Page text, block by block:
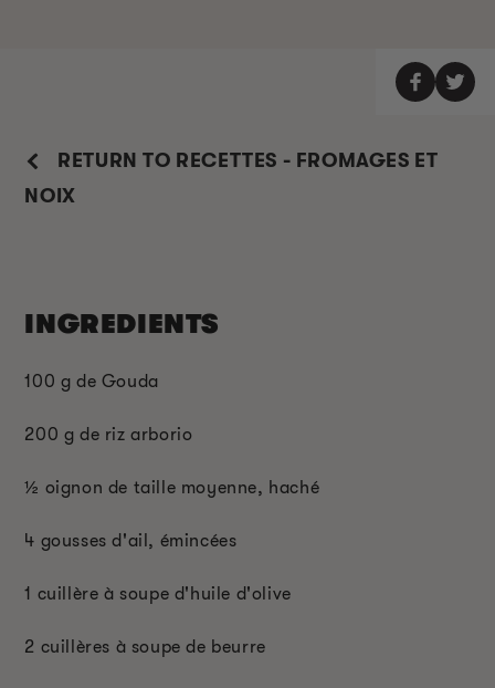
RETURN TO RECETTES - FROMAGES ET
NOIX
INGREDIENTS
100 g de Gouda
200 g de riz arborio
½ oignon de taille moyenne, haché
4 gousses d'ail, émincées
1 cuillère à soupe d'huile d'olive
2 cuillères à soupe de beurre